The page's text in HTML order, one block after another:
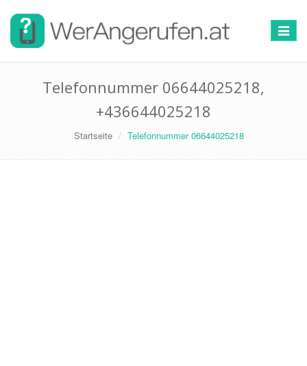
Toggle
Telefonnummer 06644025218,
+436644025218
Startseite Telefonnummer 06644025218